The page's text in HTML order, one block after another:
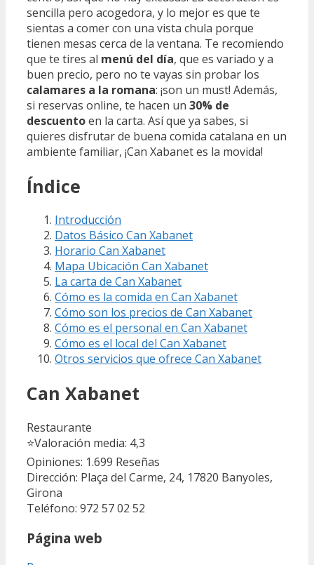
sencilla pero acogedora, y lo mejor es que te
sientas a comer con una vista chula porque
tienen mesas cerca de la ventana. Te recomiendo
que te tires al menú del día, que es variado y a
buen precio, pero no te vayas sin probar los
calamares a la romana: ¡son un must! Además,
si reservas online, te hacen un 30% de
descuentoen la carta. Así que ya sabes, si
quieres disfrutar de buena comida catalana en un
ambiente familiar, ¡Can Xabanet es la movida!
Índice
Introducción
Datos Básico Can Xabanet
Horario Can Xabanet
Mapa Ubicación Can Xabanet
La carta de Can Xabanet
Cómo es la comida en Can Xabanet
Cómo son los precios de Can Xabanet
Cómo es el personal en Can Xabanet
Cómo es el local del Can Xabanet
Otros servicios que ofrece Can Xabanet
Can Xabanet
Restaurante
⭐Valoración media: 4,3
Opiniones: 1.699 Reseñas
Dirección: Plaça del Carme, 24, 17820 Banyoles,
Girona
Teléfono: 972 57 02 52
Página web